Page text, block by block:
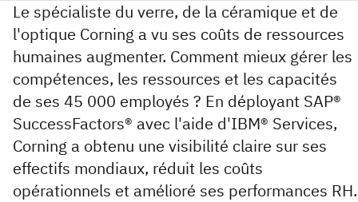
Le spécialiste du verre, de la céramique et de
l'optique Corning a vu ses coûts de ressources
humaines augmenter. Comment mieux gérer les
compétences, les ressources et les capacités
de ses 45 000 employés ? En déployant SAP®
SuccessFactors® avec l'aide d'IBM® Services,
Corning a obtenu une visibilité claire sur ses
effectifs mondiaux, réduit les coûts
opérationnels et amélioré ses performances RH.